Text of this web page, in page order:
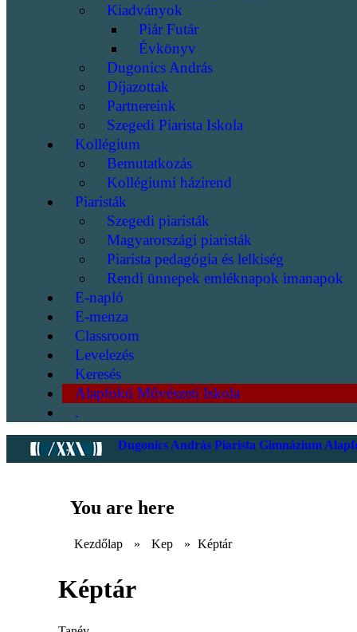
Kiadványok
Piár Futár
Évkönyv
Dugonics András
Díjazottak
Partnereink
Szegedi Piarista Iskola
Kollégium
Bemutatkozás
Kollégiumi házirend
Piaristák
Szegedi piaristák
Magyarországi piaristák
Piarista pedagógia és lelkiség
Rendi ünnepek emléknapok imanapok
E-napló
E-menza
Classroom
Levelezés
Keresés
Alapfokú Művészeti Iskola
.
Dugonics András Piarista Gimnázium
You are here
Kezdőlap » Kep » Képtár
Képtár